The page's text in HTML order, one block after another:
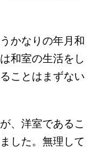
かなりの年月和
和室の生活をし
ことはまずない
、洋室であるこ
した。無理して